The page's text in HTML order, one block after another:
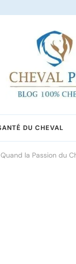
DU CHEVAL
la Passion du